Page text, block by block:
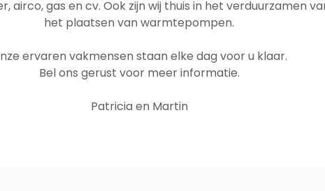
airco, gas en cv. Ook zijn wij thuis in het verduurzamen
het plaatsen van warmtepompen.
ervaren vakmensen staan elke dag voor u klaar.
Bel ons gerust voor meer informatie.
Patricia en Martin